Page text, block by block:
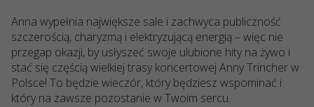
Anna wypełnia największe sale i zachwyca publiczność
szczerością, charyzmą i elektryzującą energią – więc nie
przegap okazji, by usłyszeć swoje ulubione hity na żywo i
stać się częścią wielkiej trasy koncertowej Anny Trincher w
Polsce! To będzie wieczór, który będziesz wspominać i
który na zawsze pozostanie w Twoim sercu.